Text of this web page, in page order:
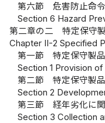
第六節 危害防止命令
Section 6 Hazard
第二章の二 特定保守
Chapter II-2 Specified
第一節 特定保守製品
Section 1 Provision
第二節 特定保守製品
Section 2
第三節 経年劣化に関
Section 3 Collection